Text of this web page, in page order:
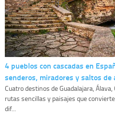
4 pueblos con cascadas en
senderos, miradores y saltos de
Cuatro destinos de Guadalajara,
rutas sencillas y paisajes que
dif...